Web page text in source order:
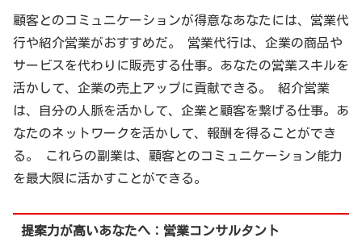
顧客とのコミュニケーションが得意なあなたには、営業代
行や紹介営業がおすすめだ。 営業代行は、企業の商品や
サービスを代わりに販売する仕事。あなたの営業スキルを
活かして、企業の売上アップに貢献できる。 紹介営業
は、自分の人脈を活かして、企業と顧客を繋げる仕事。あ
なたのネットワークを活かして、報酬を得ることができ
る。 これらの副業は、顧客とのコミュニケーション能力
を最大限に活かすことができる。
提案力が高いあなたへ：営業コンサルタント